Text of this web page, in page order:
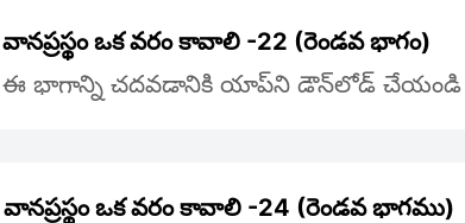
వానప్రస్థం ఒక వరం కావాలి -22 (రెండవ భాగం)
ఈ భాగాన్ని చదవడానికి యాప్‌ని డౌన్‌లోడ్ చేయండి
వానప్రస్థం ఒక వరం కావాలి -24 (రెండవ భాగము)